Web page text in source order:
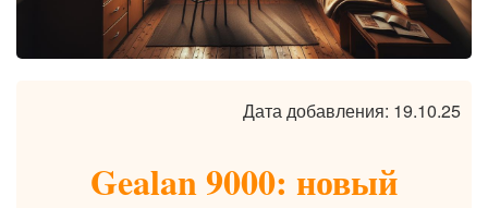
Дата добавления: 19.10.25
Gealan 9000: новый